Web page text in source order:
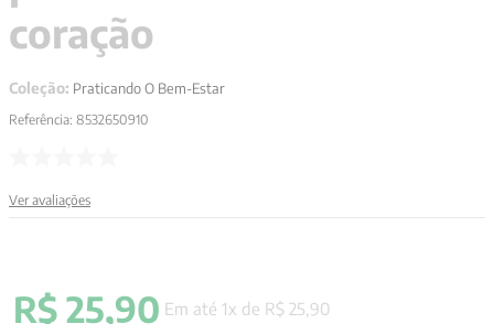
coração
Coleção: Praticando O Bem-Estar
Referência: 8532650910
Ver avaliações
R$ 25,90 Em até 1x de R$ 25 90
pré venda
7 º biblia
8º anselm grun
9º